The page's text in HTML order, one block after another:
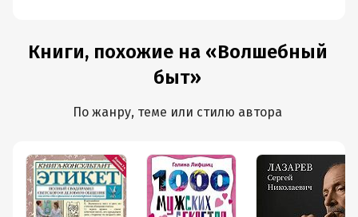
Книги, похожие на «Волшебный
быт»
По жанру, теме или стилю автора